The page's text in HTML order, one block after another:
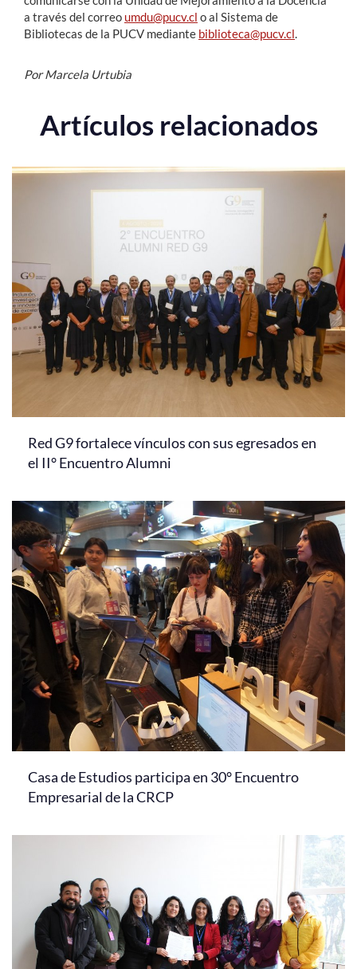
a través del correo umdu@pucv.cl o al Sistema de
Bibliotecas de la PUCV mediante biblioteca@pucv.cl
Por Marcela Urtubia
Artículos relacionados
Red G9 fortalece vínculos con sus egresados en
el II° Encuentro Alumni
Casa de Estudios participa en 30° Encuentro
Empresarial de la CRCP